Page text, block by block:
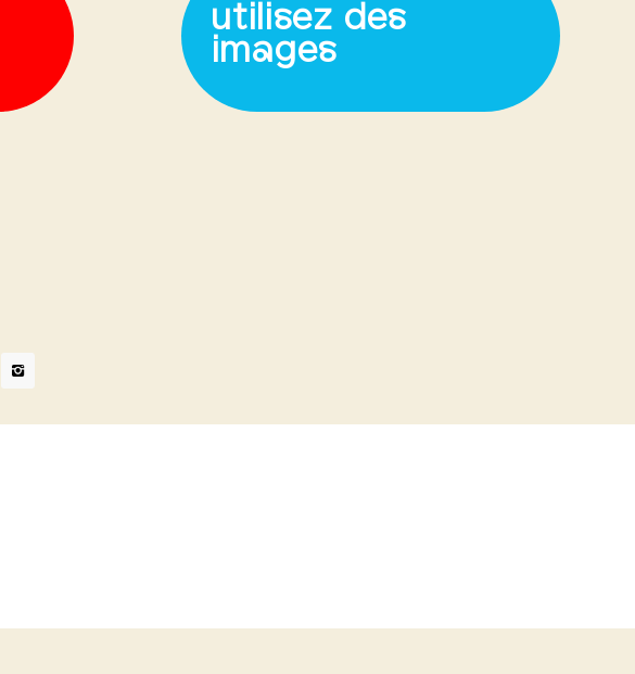
utilisez des
images